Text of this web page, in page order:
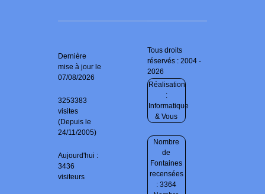
Dernière
mise à jour le
07/08/2026
3253383
visites
(Depuis le
24/11/2005)
Aujourd'hui :
3436
visiteurs
Tous droits
réservés : 2004 -
2026
Réalisation
:
Informatique
& Vous
Nombre
de
Fontaines
recensées
: 3364